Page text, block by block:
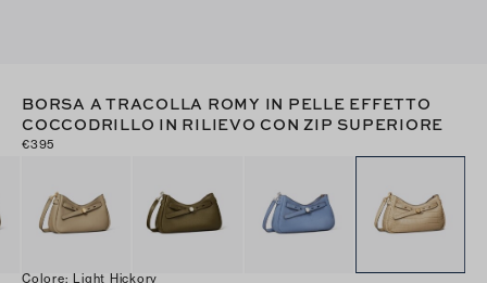
BORSA A TRACOLLA ROMY IN PELLE EFFETTO
COCCODRILLO IN RILIEVO CON ZIP SUPERIORE
€395
Colore: Light Hickory